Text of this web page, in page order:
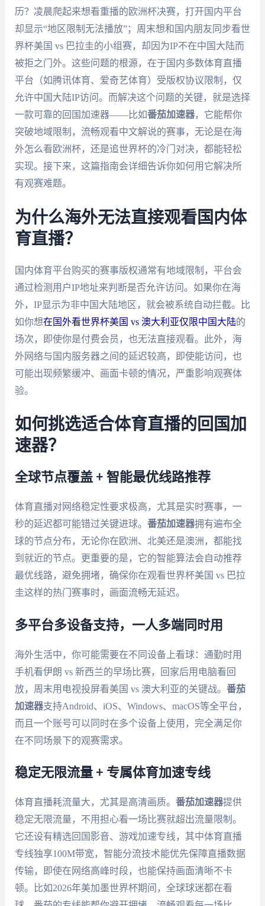
历？凌晨爬起来想看重播的欧洲杯决赛，打开国内平台
却显示“地区限制无法播放”；周末想和国内朋友同步看世
界杯美国 vs 巴拉圭的小组赛，却因为IP不在中国大陆而
被拒之门外。这些问题的根源，在于国内多数体育直播
平台（如腾讯体育、爱奇艺体育）受版权协议限制，仅
允许中国大陆IP访问。而解决这个问题的关键，就是选择
一款可靠的回国加速器——比如番茄加速器，它能帮你
突破地域限制，流畅观看中文解说的赛事，无论是在海
外怎么看欧洲杯，还是追世界杯的冷门对决，都能轻松
实现。接下来，这篇指南会详细告诉你如何用它解决所
有观赛难题。
为什么海外无法直接观看国内体
育直播？
国内体育平台购买的赛事版权通常有地域限制，平台会
通过检测用户IP地址来判断是否允许访问。如果你在海
外，IP显示为非中国大陆地区，就会被系统自动拦截。比
如你想在国外看世界杯美国 vs 澳大利亚仅限中国大陆的
场次，即使你是付费会员，也无法直接观看。此外，海
外网络与国内服务器之间的延迟较高，即使能访问，也
可能出现频繁缓冲、画面卡顿的情况，严重影响观赛体
验。
如何挑选适合体育直播的回国加
速器？
全球节点覆盖 + 智能最优线路推荐
体育直播对网络稳定性要求极高，尤其是实时赛事，一
秒的延迟都可能错过关键进球。 番茄加速器拥有遍布全
球的节点分布，无论你在欧洲、北美还是澳洲，都能找
到就近的节点。更重要的是，它的智能算法会自动推荐
最优线路，避免拥堵，确保你在观看世界杯美国 vs 巴拉
圭这样的热门赛事时，画面流畅无延迟。
多平台多设备支持，一人多端同时用
海外生活中，你可能需要在不同设备上看球：通勤时用
手机看伊朗 vs 新西兰的早场比赛，回家后用电脑看回
放，周末用电视投屏看美国 vs 澳大利亚的关键战。 番茄
加速器支持Android、iOS、Windows、macOS等全平台，
而且一个账号可以同时在多个设备上使用，完全满足你
在不同场景下的观赛需求。
稳定无限流量 + 专属体育加速专线
体育直播耗流量大，尤其是高清画质。 番茄加速器提供
稳定无限流量，不用担心看一场比赛就超出流量限制。
它还设有精选回国影音、游戏加速专线，其中体育直播
专线独享100M带宽，智能分流技术能优先保障直播数据
传输，即使在网络高峰时段，也能保持画面清晰不卡
顿。比如2026年美加墨世界杯期间，全球球迷都在看